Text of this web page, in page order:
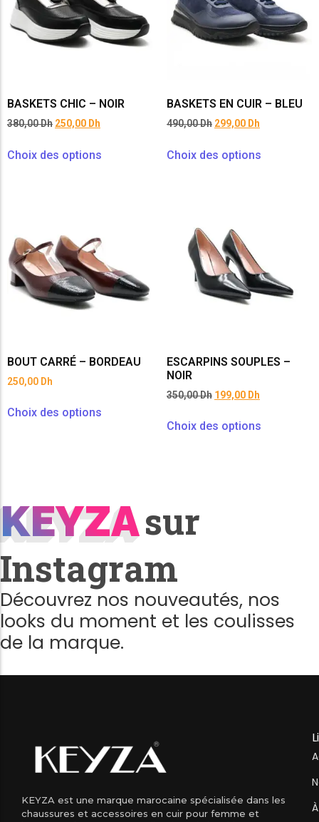
BASKETS CHIC – NOIR
380,00Dh 250,00 Dh
Choix des options
BASKETS EN CUIR – BLEU
490,00Dh 299,00 Dh
Choix des options
BOUT CARRÉ – BORDEAU
250,00 Dh
Choix des options
ESCARPINS SOUPLES –
NOIR
350,00Dh 199,00 Dh
Choix des options
KEYZA
KEYZAsur
Instagram
Découvrez nos nouveautés, nos
looks du moment et les coulisses
de la marque.
KEYZA est une marque marocaine spécialisée dans les
chaussures et accessoires en cuir pour femme et